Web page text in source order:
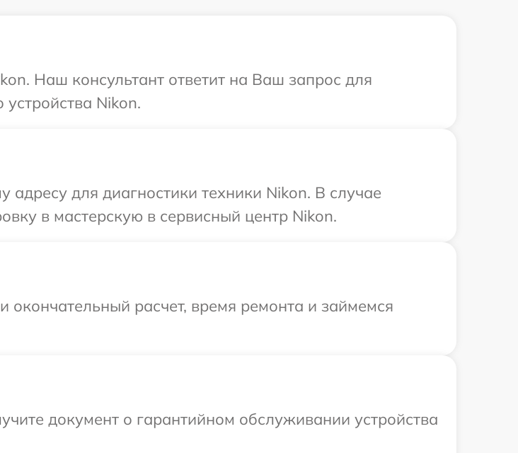
Наш консультант ответит на Ваш запрос для
Nikon.
для диагностики техники Nikon. В случае
в мастерскую в сервисный центр Nikon.
расчет, время ремонта и займемся
документ о гарантийном обслуживании устройства